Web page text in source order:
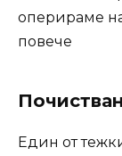
оперираме
повече
Един от